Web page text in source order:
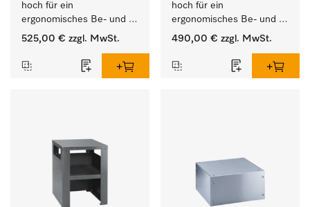
hoch für ein
ergonomisches Be- und
Entladen von
Trockner.
525,00 € zzgl. MwSt.
hoch für ein
ergonomisches Be- und
Entladen von
Trockner.
490,00 € zzgl. MwSt.